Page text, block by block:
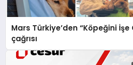
Mars Türkiye’den “Köpeğini
çağrısı